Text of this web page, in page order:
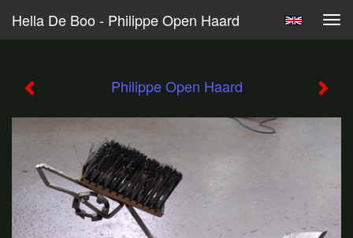
Hella De Boo - Philippe Open Haard
Philippe Open Haard